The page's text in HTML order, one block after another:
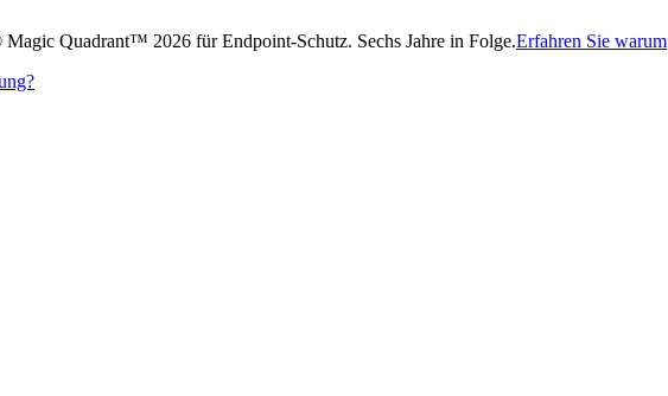
Quadrant™ 2026 für Endpoint-Schutz. Sechs Jahre in Folge.Erfahren Sie warum